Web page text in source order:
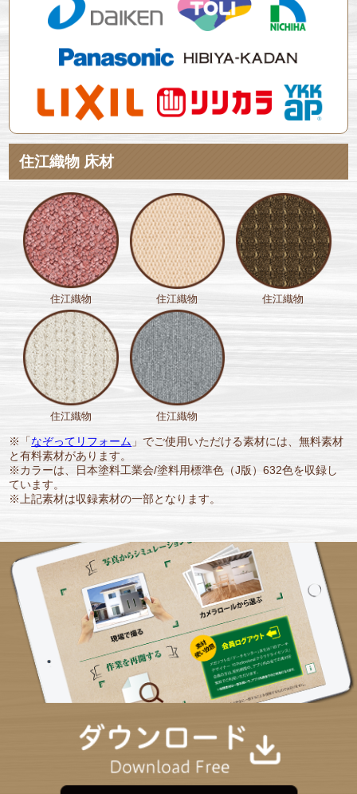
住江織物 床材
住江織物 住江織物 住江織物
住江織物 住江織物
※「なぞってリフォーム 」でご使用いただける素材には、無料素材
と有料素材があります。
※カラーは、日本塗料工業会/塗料用標準色（J版）632色を収録し
ています。
※上記素材は収録素材の一部となります。